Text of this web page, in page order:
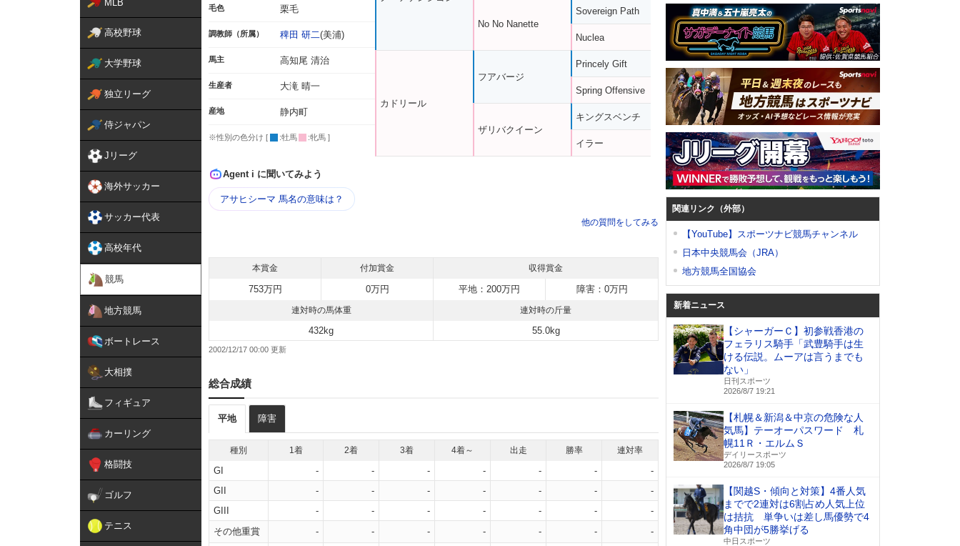
MLB
高校野球
大学野球
独立リーグ
侍ジャパン
Jリーグ
海外サッカー
サッカー代表
高校年代
競馬
地方競馬
ボートレース
大相撲
フィギュア
カーリング
格闘技
ゴルフ
テニス
毛色 栗毛
調教師（所属） 稗田 研二(美浦)
馬主 高知尾 清治
生産者 大滝 晴一
産地 静内町
※性別の色分け [ :牡馬 :牝馬 ]
カドリール
No No Nanette
フアバージ
ザリバクイーン
Sovereign Path
Nuclea
Princely Gift
Spring Offensive
キングスベンチ
イラー
Agent i に聞いてみよう
アサヒシーマ 馬名の意味は？
他の質問をしてみる
本賞金 付加賞金 収得賞金
753万円 0万円 平地：200万円 障害：0万円
連対時の馬体重 連対時の斤量
432kg 55.0kg
2002/12/17 00:00
総合成績
平地 障害
種別 1着 2着 3着 4着～ 出走 勝率 連対率
GI - - - - - -
-
GII
- - - - - -
-
GIII
- - - - - -
-
その他重賞
- - - - - - -
関連リンク（外部）
【YouTube】スポーツナビ競馬チャンネル
日本中央競馬会（JRA）
地方競馬全国協会
新着ニュース
【シャーガーＣ】初参戦香港の
フェラリス騎手「武豊騎手は生
ける伝説。ムーアは言うまでも
ない」
日刊スポーツ
2026/8/7 19:21
【札幌＆新潟＆中京の危険な人
気馬】テーオーパスワード 札
幌11Ｒ・エルムＳ
デイリースポーツ
2026/8/7 19:05
【関越S・傾向と対策】4番人気
までで2連対は6割占め人気上位
は拮抗 単争いは差し馬優勢で4
角中団が5勝挙げる
中日スポーツ